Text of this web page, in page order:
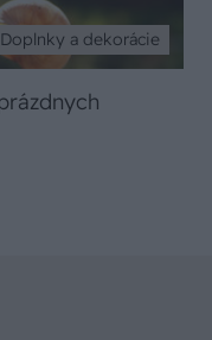
Doplnky a dekorácie